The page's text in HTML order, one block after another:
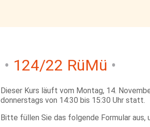
124/22 RüMü
Dieser Kurs läuft vom Montag, 14.
donnerstags von 14:30 bis 15:30 Uhr statt.
Bitte füllen Sie das folgende Formular aus,